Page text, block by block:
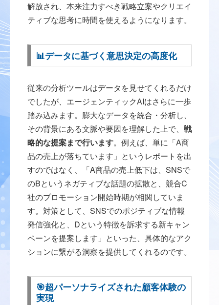
解放され、本来注力すべき戦略立案やクリエイ
ティブな思考に時間を使えるようになります。
📊データに基づく意思決定の高度化
従来の分析ツールはデータを見せてくれるだけ
でしたが、エージェンティックAIはさらに一歩
踏み込みます。膨大なデータを統合・分析し、
その背景にある文脈や要因を理解した上で、 戦
略的な提案まで行います。例えば、単に「A商
品の売上が落ちています」というレポートを出
すのではなく、「A商品の売上低下は、SNSで
のBというネガティブな話題の拡散と、競合C
社のプロモーション開始時期が相関していま
す。対策として、SNSでのポジティブな情報
発信強化と、Dという特徴を訴求する新キャン
ペーンを提案します」といった、具体的なアク
ションに繋がる洞察を提供してくれるのです。
🎯超パーソナライズされた顧客体験の
実現